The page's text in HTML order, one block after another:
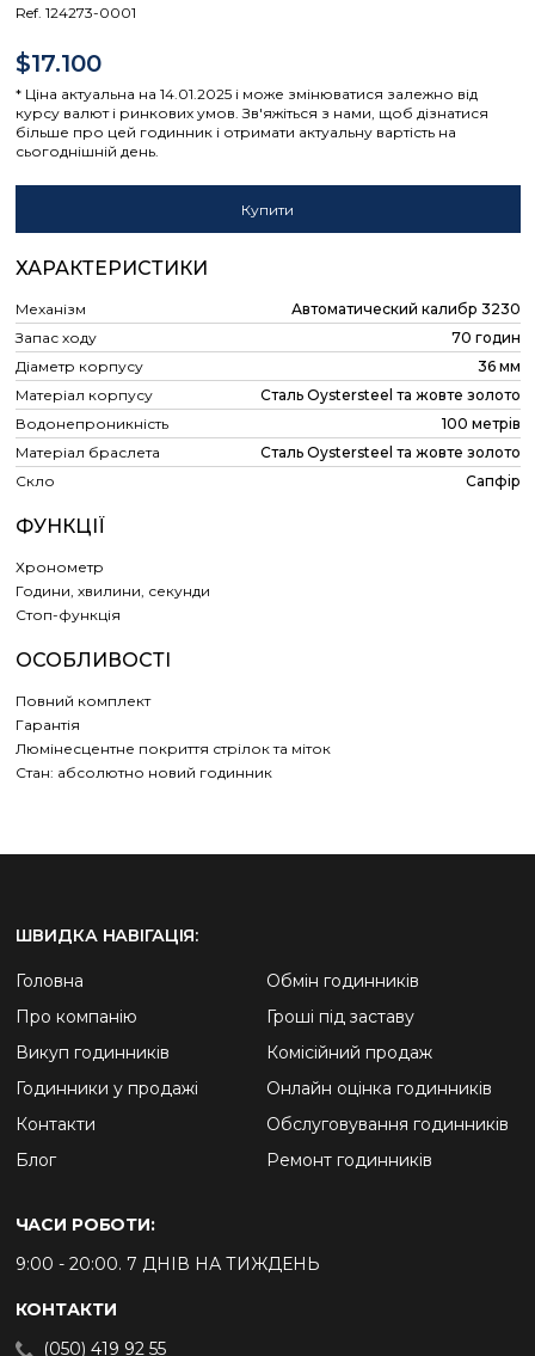
Ref. 124273-0001
$17.100
* Ціна актуальна на 14.01.2025 і може змінюватися залежно від
курсу валют і ринкових умов. Зв'яжіться з нами, щоб дізнатися
більше про цей годинник і отримати актуальну вартість на
сьогоднішній день.
Купити
ХАРАКТЕРИСТИКИ
Механізм
Автоматический калибр 3230
Запас ходу
70 годин
Діаметр корпусу
36 мм
Матеріал корпусу
Сталь Oystersteel та жовте золото
Водонепроникність
100 метрів
Матеріал браслета
Сталь Oystersteel та жовте золото
Скло
Сапфір
ФУНКЦІЇ
Хронометр
Години, хвилини, секунди
Cтоп-функція
ОСОБЛИВОСТІ
Повний комплект
Гарантія
Люмінесцентне покриття стрілок та міток
Стан: абсолютно новий годинник
ШВИДКА НАВІГАЦІЯ:
Головна
Про компанію
Викуп годинників
Годинники у продажі
Контакти
Блог
Обмін годинників
Гроші під заставу
Комісійний продаж
Онлайн оцінка годинників
Обслуговування годинників
Ремонт годинників
ЧАСИ РОБОТИ:
9:00 - 20:00. 7 ДНІВ НА ТИЖДЕНЬ
КОНТАКТИ
(050) 419 92 55